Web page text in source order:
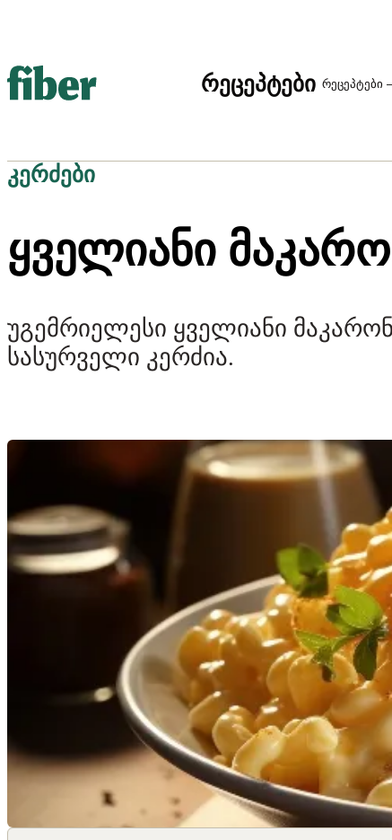
რეცეპტები რეცეპტები
კერძები
ᲧᲕᲔᲚᲘᲐᲜᲘ
უგემრიელესი ყველიანი
სასურველი კერძია.